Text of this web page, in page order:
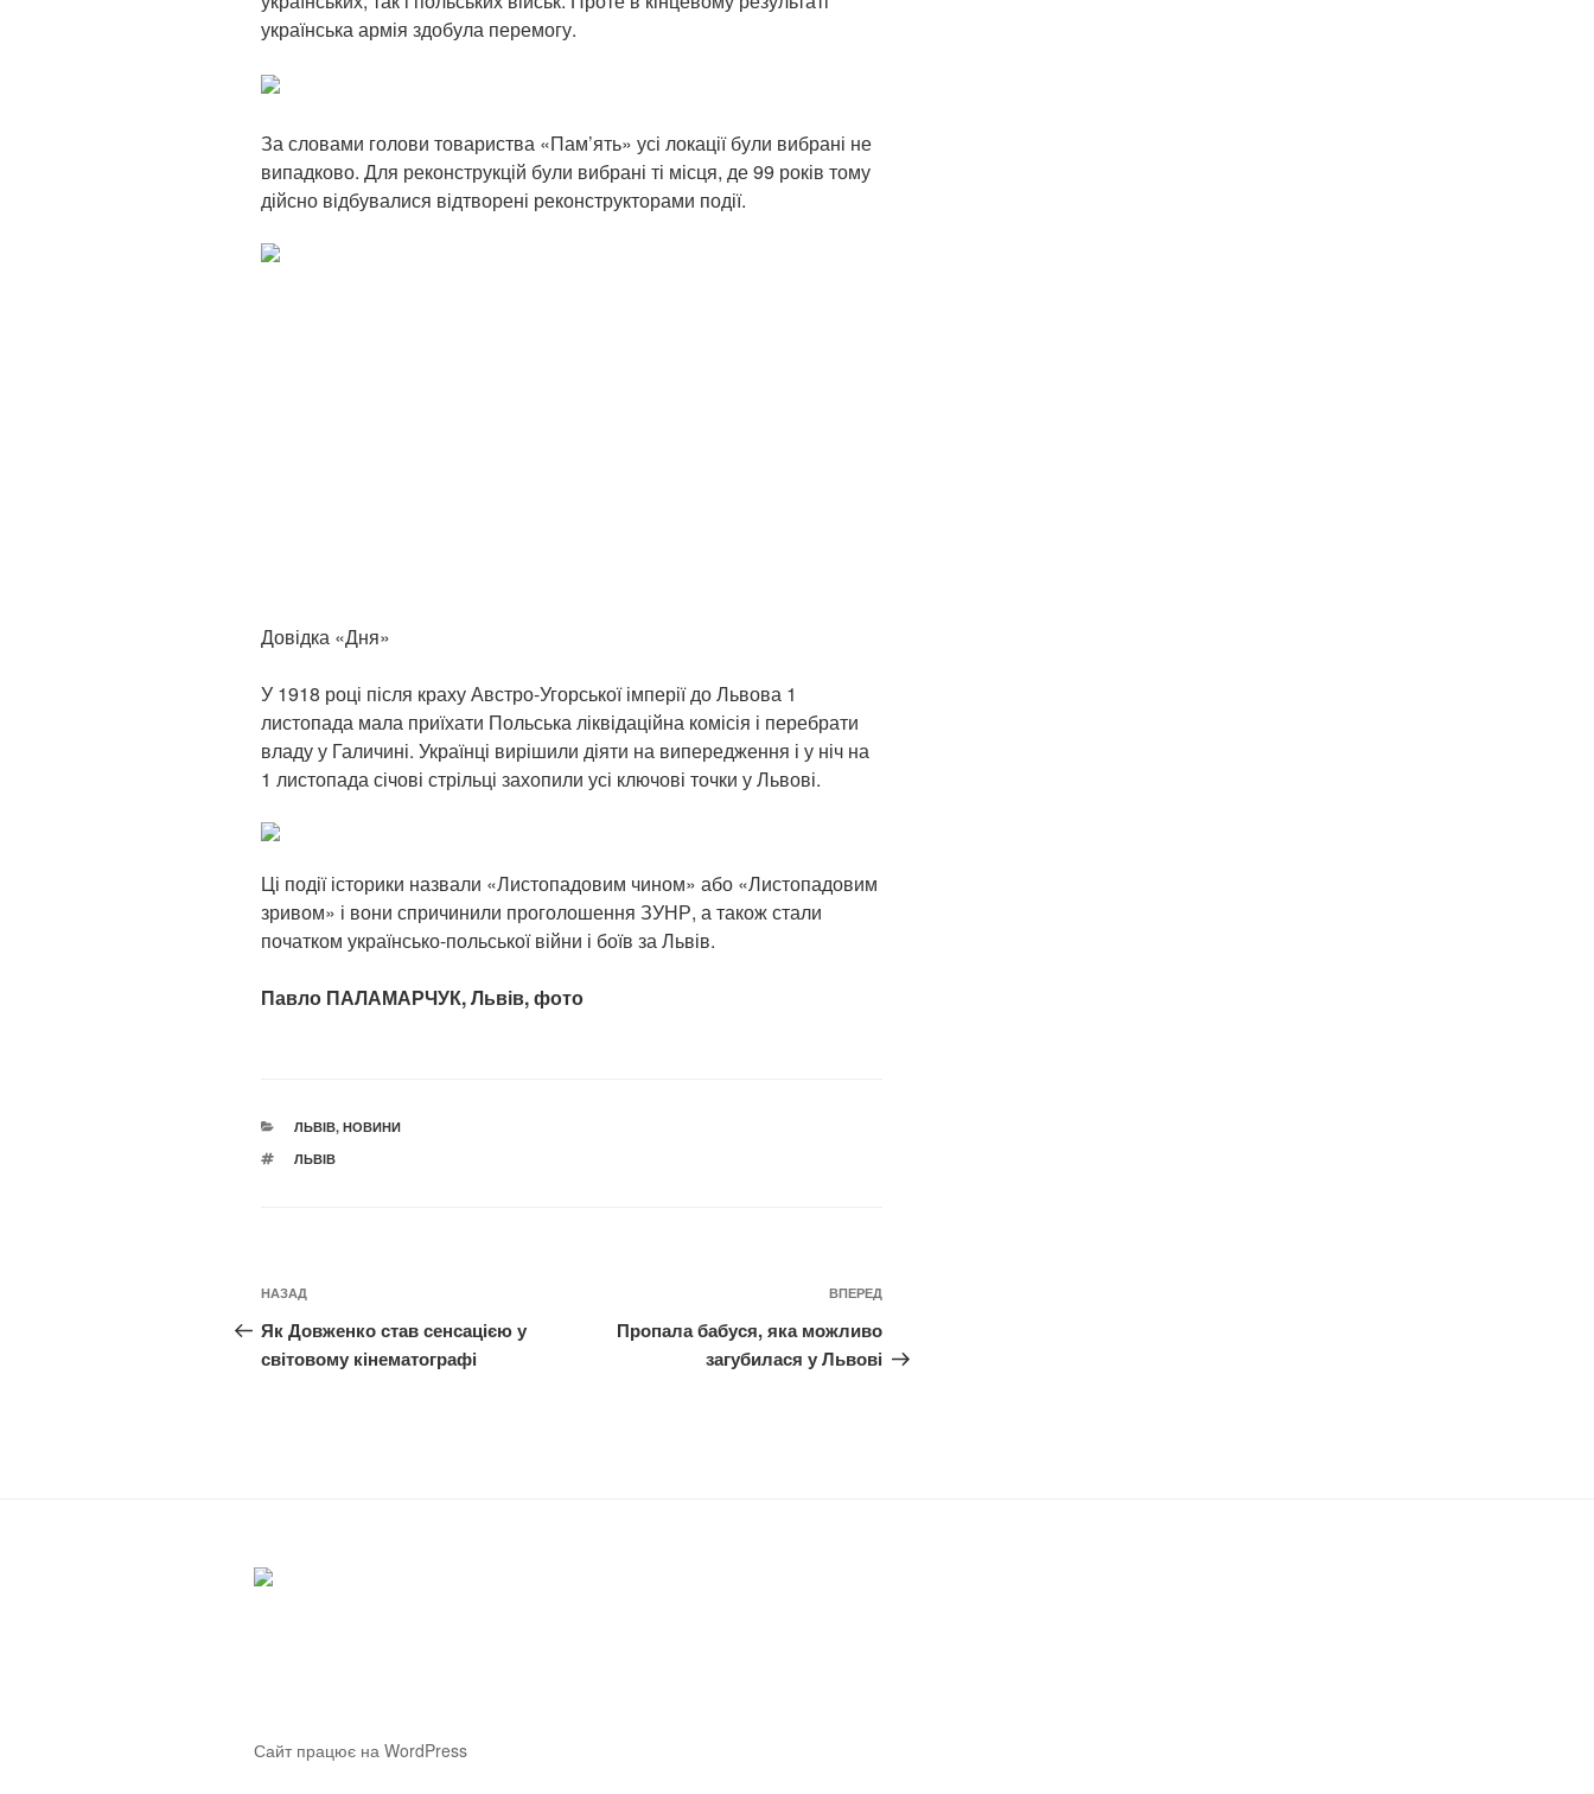
українська армія здобула перемогу.
За словами голови товариства «Пам’ять» усі локації були вибрані не
випадково. Для реконструкцій були вибрані ті місця, де 99 років тому
дійсно відбувалися відтворені реконструкторами події.
Довідка «Дня»
У 1918 році після краху Австро-Угорської імперії до Львова 1
листопада мала приїхати Польська ліквідаційна комісія і перебрати
владу у Галичині. Українці вирішили діяти на випередження і у ніч на
1 листопада січові стрільці захопили усі ключові точки у Львові.
Ці події історики назвали «Листопадовим чином» або «Листопадовим
зривом» і вони спричинили проголошення ЗУНР, а також стали
початком українсько-польської війни і боїв за Львів.
Павло ПАЛАМАРЧУК, Львів, фото
КАТЕГОРІЇ
ЛЬВІВ, НОВИНИ
ПОЗНАЧКИ
ЛЬВІВ
Навігація
записів
Попередній
запис:
НАЗАД
Як Довженко став сенсацією у
світовому кінематографі
Наступний
запис
ВПЕРЕД
Пропала бабуся, яка можливо
загубилася у Львові
Сайт працює на WordPress